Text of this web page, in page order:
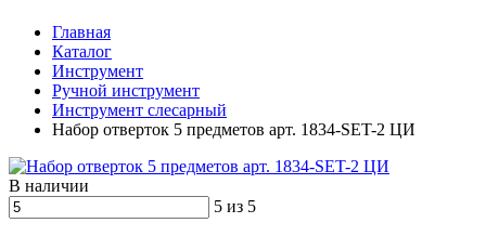
Главная
Каталог
Инструмент
Ручной инструмент
Инструмент слесарный
Набор отверток 5 предметов арт. 1834-SET-2 ЦИ
В наличии
5 из 5